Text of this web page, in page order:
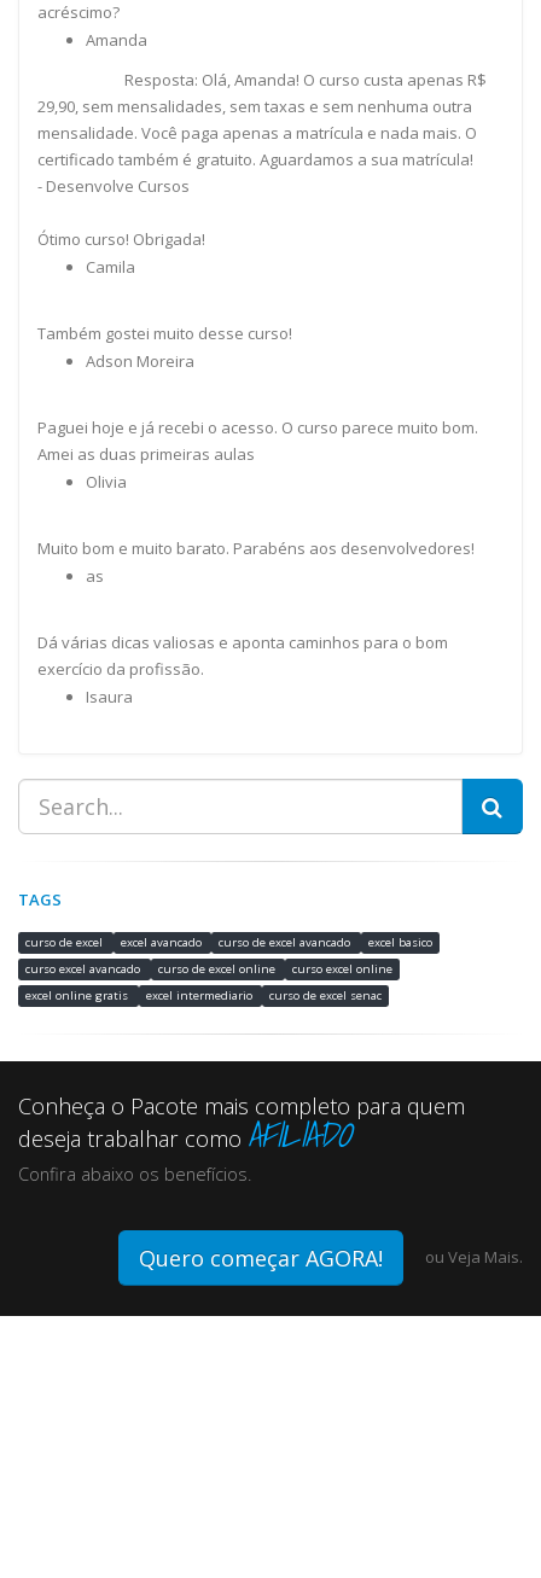
acréscimo?
Amanda
Resposta: Olá, Amanda! O curso custa apenas R$
29,90, sem mensalidades, sem taxas e sem nenhuma outra
mensalidade. Você paga apenas a matrícula e nada mais. O
certificado também é gratuito. Aguardamos a sua matrícula!
- Desenvolve Cursos
Ótimo curso! Obrigada!
Camila
Também gostei muito desse curso!
Adson Moreira
Paguei hoje e já recebi o acesso. O curso parece muito bom.
Amei as duas primeiras aulas
Olivia
Muito bom e muito barato. Parabéns aos desenvolvedores!
as
Dá várias dicas valiosas e aponta caminhos para o bom
exercício da profissão.
Isaura
TAGS
curso de excel excel avancado curso de excel avancado
excel basico
curso excel avancado
curso de excel online
curso excel online
excel online gratis
excel intermediario curso de excel senac
Conheça o Pacote mais completo para quem
deseja trabalhar como AFILIADO
Confira abaixo os benefícios.
Quero começar AGORA! ou Veja Mais.